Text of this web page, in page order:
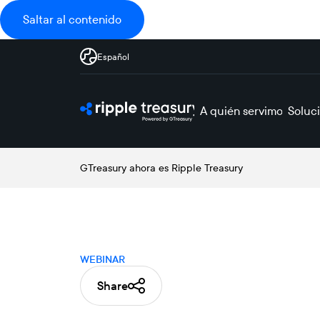
Saltar al contenido
Español
A quién servimos
GTreasury ahora es Ripple Treasury
WEBINAR
Share